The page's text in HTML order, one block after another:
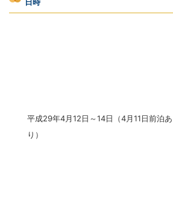
平成29年4月12日～14日（4月11日前泊
り）